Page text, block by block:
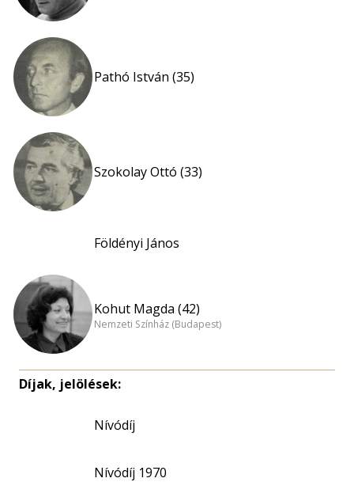
Pathó István (35)
Szokolay Ottó (33)
Földényi János
Kohut Magda (42)
Nemzeti Színház (Budapest)
Díjak, jelölések:
Nívódíj
Nívódíj 1970